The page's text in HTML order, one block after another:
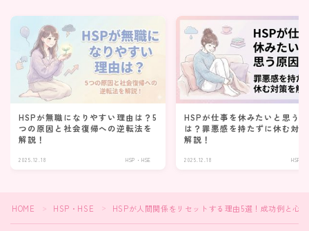
HSPが無職になりやすい理由は？5
つの原因と社会復帰への逆転法を
解説！
2025.12.18 HSP・HSE
HSPが仕事を休みたいと思う
は？罪悪感を持たずに休む対
解説！
2025.12.18 HSP・
HOME ＞ HSP・HSE ＞ HSPが人間関係をリセットする理由5選！成功例と心